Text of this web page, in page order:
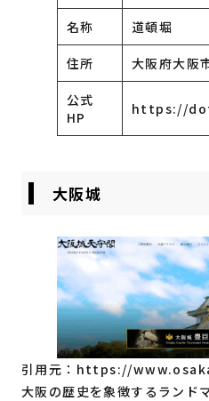
名称 道頓堀
住所 大阪府大阪
公式
HP
https://
大阪城
引用元： https://
大阪の歴史を象徴するランド